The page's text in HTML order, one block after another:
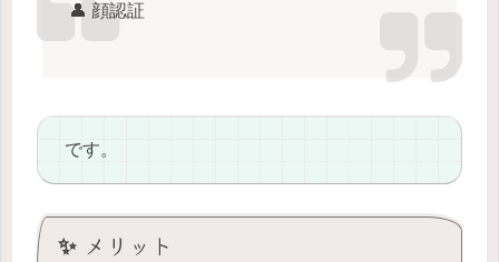
👤 顔認証
です。
✨ メリット